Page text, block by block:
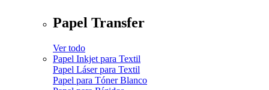
Papel Transfer
Ver todo
Papel Inkjet para Textil
Papel Láser para Textil
Papel para Tóner Blanco